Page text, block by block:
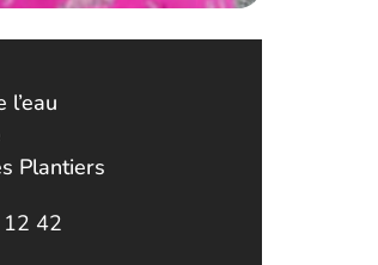
l’eau
Plantiers
42